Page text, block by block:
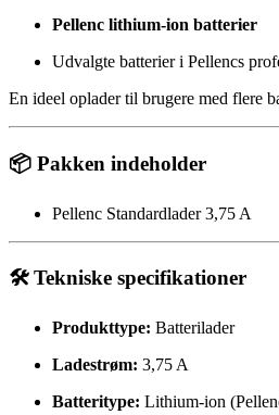
Pellenc lithium-ion batterier
Udvalgte batterier i Pellencs
En ideel oplader til brugere med flere
📦 Pakken indeholder
Pellenc Standardlader 3,75 A
🛠️ Tekniske specifikationer
Produkttype: Batterilader
Ladestrøm: 3,75 A
Batteritype: Lithium-ion